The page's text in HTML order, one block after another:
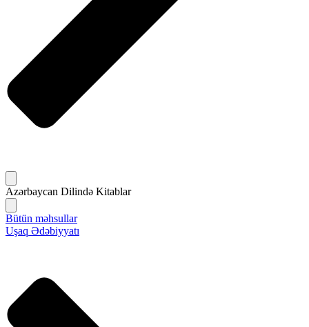
Azərbaycan Dilində Kitablar
Bütün məhsullar
Uşaq Ədəbiyyatı